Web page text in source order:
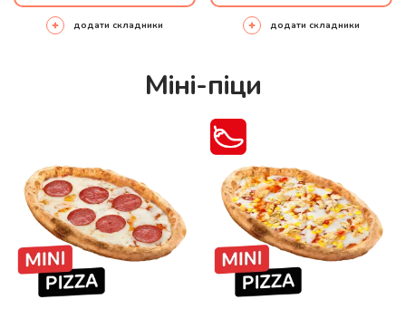
додати складники додати складники
Міні-піци